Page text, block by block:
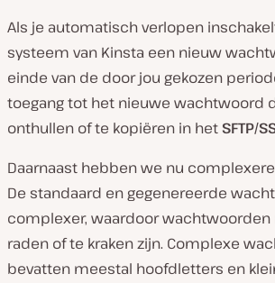
Als je automatisch verlopen
systeem van Kinsta een nieuw
einde van de door jou gekozen
toegang tot het nieuwe wachtwoord
onthullen of te kopiëren in het SFTP/
Daarnaast hebben we nu
De standaard en gegenereerde
complexer, waardoor wachtwoorden
raden of te kraken zijn. Complexe
bevatten meestal hoofdletters en